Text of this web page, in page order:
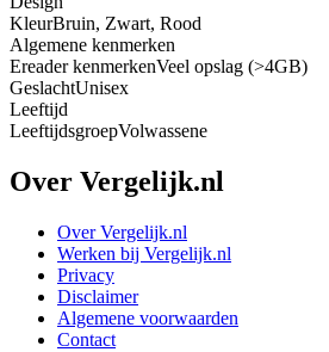
KleurBruin, Zwart, Rood
Algemene kenmerken
Ereader kenmerkenVeel opslag (>4GB)
GeslachtUnisex
Leeftijd
LeeftijdsgroepVolwassene
Over Vergelijk.nl
Over Vergelijk.nl
Werken bij Vergelijk.nl
Privacy
Disclaimer
Algemene voorwaarden
Contact